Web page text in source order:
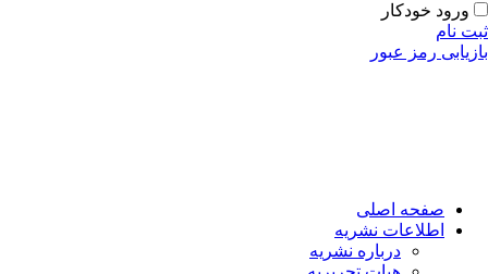
ورود خودکار
نام
رمز عبور
صفحه اصلی
اطلاعات نشریه
درباره نشریه